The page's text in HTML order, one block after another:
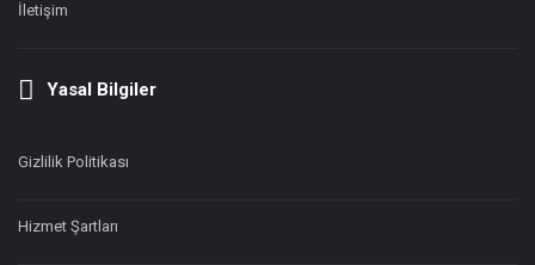
İletişim
Yasal Bilgiler
Gizlilik Politikası
Hizmet Şartları